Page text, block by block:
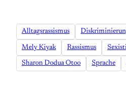
Alltagsrassismus
Mely Kiyak Rassismus
Sharon Dodua Otoo Sprache